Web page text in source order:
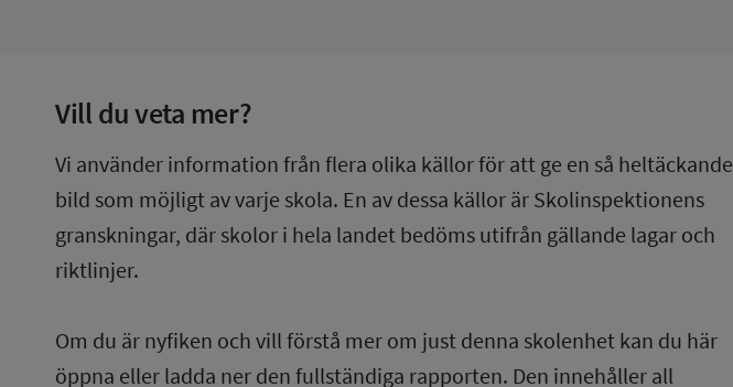
Vill du veta mer?
Vi använder information från flera olika källor för att ge en så heltäckande
bild som möjligt av varje skola. En av dessa källor är Skolinspektionens
granskningar, där skolor i hela landet bedöms utifrån gällande lagar och
riktlinjer.
Om du är nyfiken och vill förstå mer om just denna skolenhet kan du här
öppna eller ladda ner den fullständiga rapporten. Den innehåller all